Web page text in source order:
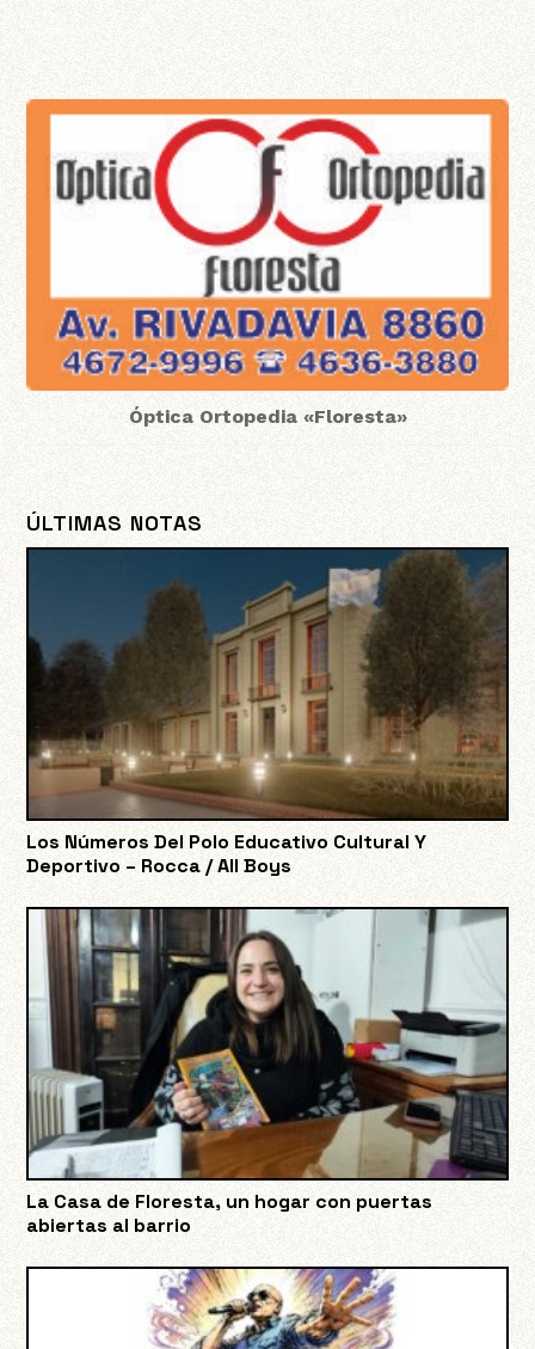
Óptica Ortopedia «Floresta»
ÚLTIMAS NOTAS
Los Números Del Polo Educativo Cultural Y
Deportivo – Rocca / All Boys
La Casa de Floresta, un hogar con puertas
abiertas al barrio